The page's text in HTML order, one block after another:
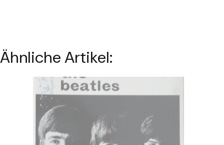
Ähnliche Artikel: